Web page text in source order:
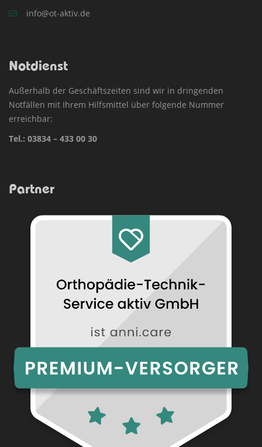
info@ot-aktiv.de
Notdienst
Außerhalb der Geschäftszeiten sind wir in dringenden
Notfällen mit Ihrem Hilfsmittel über folgende Nummer
erreichbar:
Tel.: 03834 – 433 00 30
Partner